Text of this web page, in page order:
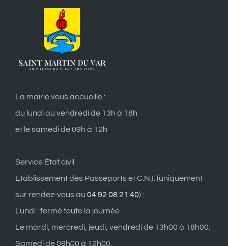
La mairie vous accueille :
du lundi au vendredi de 13h à 18h
et le samedi de 09h à 12h
Service État civil
Etablissement des Passeports et C.N.I. (uniquement
sur rendez-vous au 04 92 08 21 40) :
Lundi : fermé toute la journée.
Le mardi, mercredi, jeudi, vendredi de 13h00 à 18h00.
Samedi de 09h00 à 12h00.